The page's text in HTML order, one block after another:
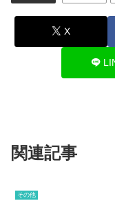
X
関連記事
その他